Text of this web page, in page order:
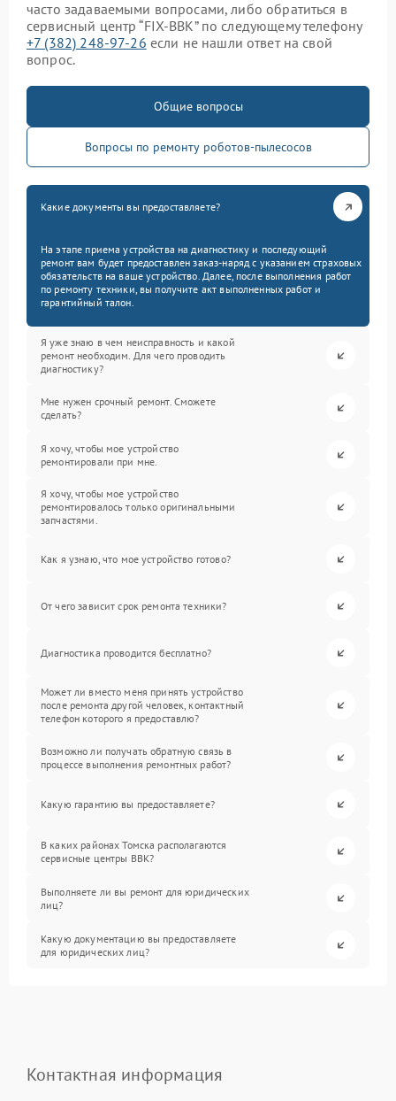
часто задаваемыми вопросами, либо обратиться в
сервисный центр “FIX-BBK” по следующему телефону
+7 (382) 248-97-26 если не нашли ответ на свой
вопрос.
Общие вопросы
Вопросы по ремонту роботов-пылесосов
Какие документы вы предоставляете?
На этапе приема устройства на диагностику и последующий
ремонт вам будет предоставлен заказ-наряд с указанием страховых
обязательств на ваше устройство. Далее, после выполнения работ
по ремонту техники, вы получите акт выполненных работ и
гарантийный талон.
Я уже знаю в чем неисправность и какой
ремонт необходим. Для чего проводить
диагностику?
Мне нужен срочный ремонт. Сможете
сделать?
Я хочу, чтобы мое устройство
ремонтировали при мне.
Я хочу, чтобы мое устройство
ремонтировалось только оригинальными
запчастями.
Как я узнаю, что мое устройство готово?
От чего зависит срок ремонта техники?
Диагностика проводится бесплатно?
Может ли вместо меня принять устройство
после ремонта другой человек, контактный
телефон которого я предоставлю?
Возможно ли получать обратную связь в
процессе выполнения ремонтных работ?
Какую гарантию вы предоставляете?
В каких районах Томска располагаются
сервисные центры BBK?
Выполняете ли вы ремонт для юридических
лиц?
Какую документацию вы предоставляете
для юридических лиц?
Контактная информация